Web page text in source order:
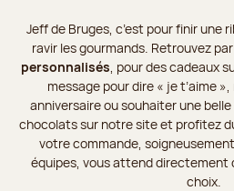
Jeff de Bruges, c’est pour finir une
ravir les gourmands. Retrouvez
personnalisés, pour des cadeaux
message pour dire « je t’aime
anniversaire ou souhaiter une
chocolats sur notre site et profitez
votre commande,
équipes, vous attend directement
choix.